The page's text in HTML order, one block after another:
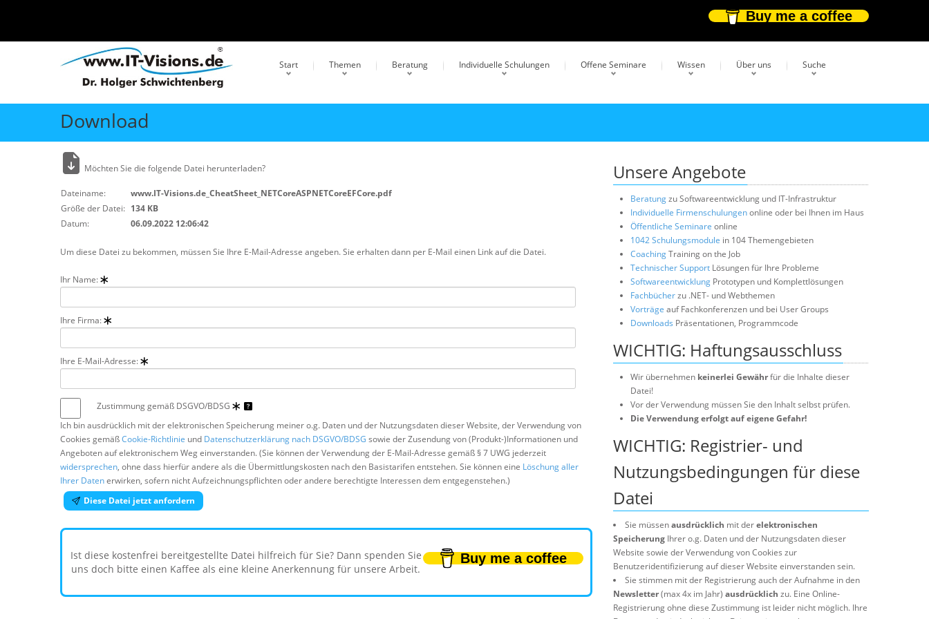
Buy me a coffee
Start Themen Beratung Individuelle Schulungen Offene Seminare Wissen Über uns Suche
Download
Möchten Sie die folgende Datei herunterladen?
Dateiname:
www.IT-Visions.de_CheatSheet_NETCoreASPNETCoreEFCore.pdf
Größe der Datei: 134 KB
Datum:
06.09.2022 12:06:42
Um diese Datei zu bekommen, müssen Sie Ihre E-Mail-Adresse angeben. Sie erhalten dann per E-Mail einen Link auf die Datei.
Ihr Name:
Ihre Firma:
Ihre E-Mail-Adresse:
Zustimmung gemäß DSGVO/BDSG
Ich bin ausdrücklich mit der elektronischen Speicherung meiner o.g. Daten und der Nutzungsdaten dieser Website, der Verwendung von
Cookies gemäßCookie-Richtlinie und Datenschutzerklärung nach DSGVO/BDSG sowie der Zusendung von (Produkt-)Informationen und
Angeboten auf elektronischem Weg einverstanden. (Sie können der Verwendung der E-Mail-Adresse gemäß § 7 UWG jederzeit
widersprechen, ohne dass hierfür andere als die Übermittlungskosten nach den Basistarifen entstehen. Sie können eine Löschung aller
Ihrer Datenerwirken, sofern nicht Aufzeichnungspflichten oder andere berechtigte Interessen dem entgegenstehen.)
Diese Datei jetzt anfordern
Ist diese kostenfrei bereitgestellte Datei hilfreich für Sie? Dann spenden Sie
uns doch bitte einen Kaffee als eine kleine Anerkennung für unsere Arbeit.
Buy me a coffee
Unsere Angebote
Beratungzu Softwareentwicklung und IT-Infrastruktur
Individuelle Firmenschulungenonline oder bei Ihnen im Haus
Öffentliche Seminare online
1042 Schulungsmodule in 104 Themengebieten
CoachingTraining on the Job
Technischer Support Lösungen für Ihre Probleme
Softwareentwicklung Prototypen und Komplettlösungen
Fachbücherzu .NET- und Webthemen
Vorträge auf Fachkonferenzen und bei User Groups
Downloads Präsentationen, Programmcode
WICHTIG: Haftungsausschluss
Wir übernehmen keinerlei Gewährfür die Inhalte dieser
Datei!
Vor der Verwendung müssen Sie den Inhalt selbst prüfen.
Die Verwendung erfolgt auf eigene Gefahr!
WICHTIG: Registrier- und
Nutzungsbedingungen für diese
Datei
Sie müssenausdrücklich mit derelektronischen
Speicherung Ihrer o.g. Daten und der Nutzungsdaten dieser
Website sowie der Verwendung von Cookies zur
Benutzeridentifizierung auf dieser Website einverstanden sein.
Sie stimmen mit der Registrierung auch der Aufnahme in den
Newsletter(max 4x im Jahr) ausdrücklich zu. Eine Online-
Registrierung ohne diese Zustimmung ist leider nicht möglich. Ihre